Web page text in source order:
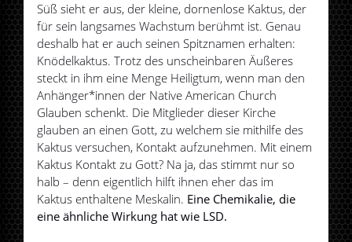
Süß sieht er aus, der kleine, dornenlose Kaktus, der
für sein langsames Wachstum berühmt ist. Genau
deshalb hat er auch seinen Spitznamen erhalten:
Knödelkaktus. Trotz des unscheinbaren Äußeres
steckt in ihm eine Menge Heiligtum, wenn man den
Anhänger*innen der Native American Church
Glauben schenkt. Die Mitglieder dieser Kirche
glauben an einen Gott, zu welchem sie mithilfe des
Kaktus versuchen, Kontakt aufzunehmen. Mit einem
Kaktus Kontakt zu Gott? Na ja, das stimmt nur so
halb – denn eigentlich hilft ihnen eher das im
Kaktus enthaltene Meskalin. Eine Chemikalie, die
eine ähnliche Wirkung hat wie LSD.